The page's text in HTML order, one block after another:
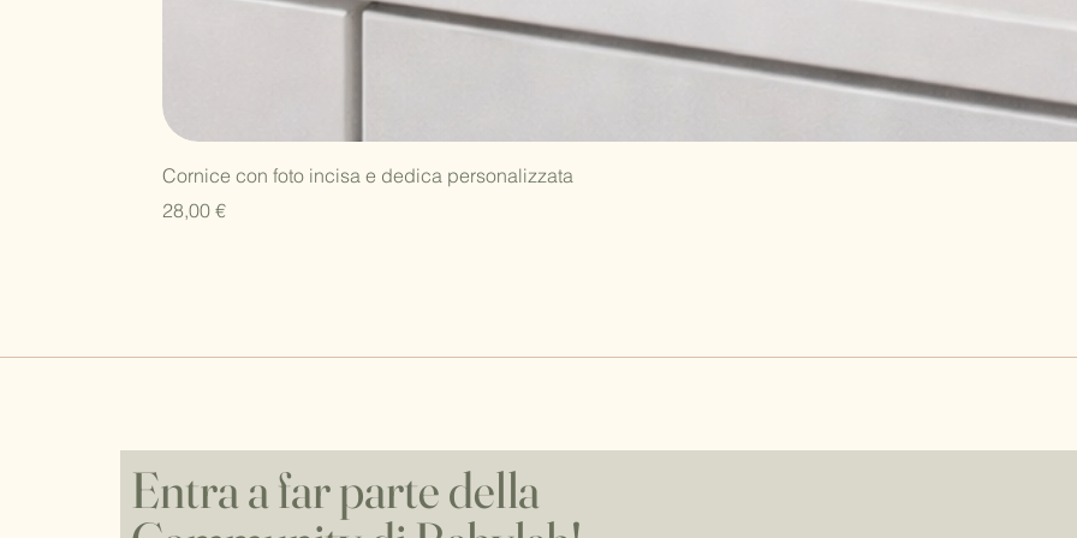
Cornice con foto incisa e dedica personalizzata
Prezzo
28,00 €
Entra a far parte della